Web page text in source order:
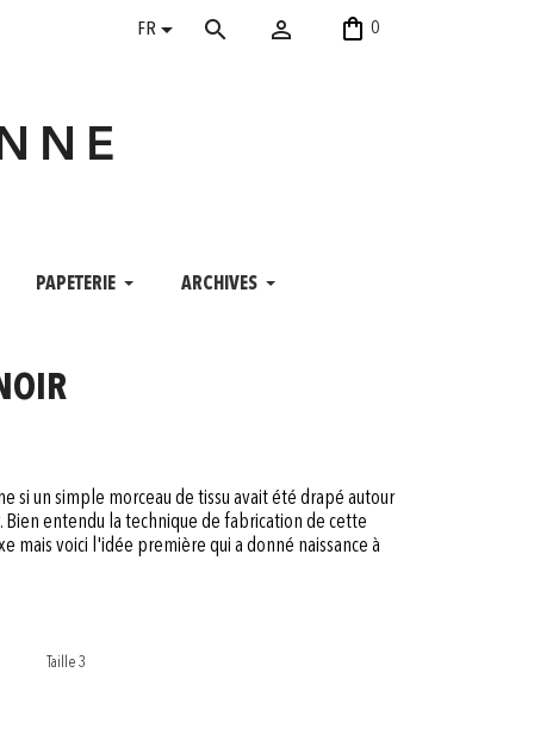
FR search  shopping_bag 0
PAPETERIE ARCHIVES
si un simple morceau de tissu avait été drapé autour
Bien entendu la technique de fabrication de cette
mais voici l'idée première qui a donné naissance à
Taille 3